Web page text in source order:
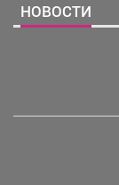
НОВОСТИ